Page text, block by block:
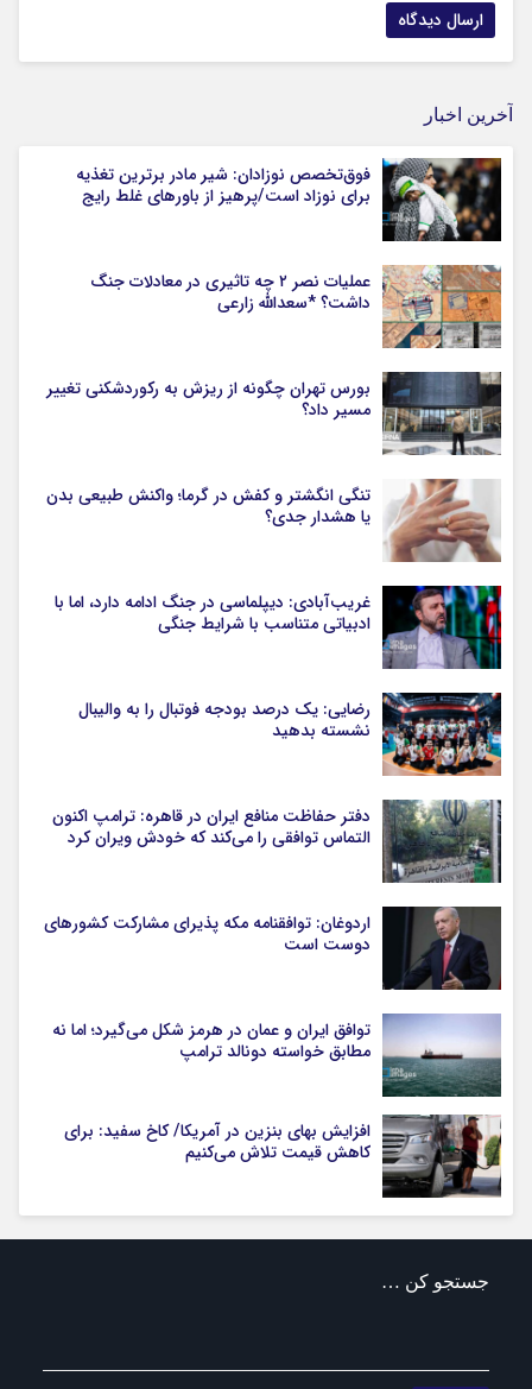
آخرین اخبار
فوق‌تخصص نوزادان: شیر مادر برترین تغذیه
برای نوزاد است/پرهیز از باورهای غلط رایج
عملیات نصر ۲ چه تاثیری در معادلات جنگ
داشت؟ *سعدالله زارعی
بورس تهران چگونه از ریزش به رکوردشکنی تغییر
مسیر داد؟
تنگی انگشتر و کفش در گرما؛ واکنش طبیعی بدن
یا هشدار جدی؟
غریب‌آبادی: دیپلماسی در جنگ ادامه دارد، اما با
ادبیاتی متناسب با شرایط جنگی
رضایی: یک درصد بودجه فوتبال را به والیبال
نشسته بدهید
دفتر حفاظت منافع ایران در قاهره: ترامپ اکنون
التماس توافقی را می‌کند که خودش ویران کرد
اردوغان: توافقنامه مکه پذیرای مشارکت کشورهای
دوست است
توافق ایران و عمان در هرمز شکل می‌گیرد؛ اما نه
مطابق خواسته دونالد ترامپ
افزایش بهای بنزین در آمریکا/ کاخ سفید: برای
کاهش قیمت تلاش می‌کنیم
جستجو کن …